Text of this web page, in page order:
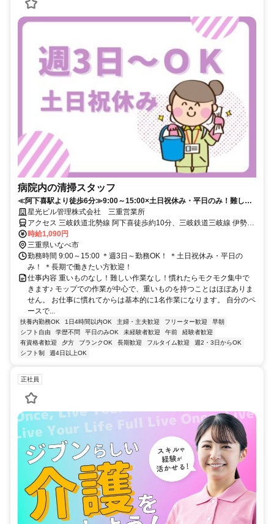
病院内の清掃スタッフ
≪阿下喜駅より徒歩6分≫9:00～15:00×土日祝休み・平日のみ！難しい
ことは一切無し！
星光ビル管理株式会社 三重営業所
アクセス 三岐鉄道北勢線 阿下喜徒歩約10分、三岐鉄道三岐線 伊勢治
田徒歩約30分、三岐鉄道北勢線 麻生田徒歩約35分 阿下喜駅より徒歩
6分！
時給1,090円
三重県いなべ市
勤務時間 9:00～15:00 ＊週3日～勤務OK！ ＊土日祝休み・平日の
み！ ＊長期で働きたい方歓迎！
仕事内容 重いものなし！難しい作業なし！慣れたらモクモク集中で
きます♪ モップでの作業が中心で、重いものを持つことはほぼありま
せん。 お仕事に慣れてからは基本的に1名作業になります。 自分のペ
ースで...
扶養内勤務OK 1日4時間以内OK 主婦・主夫歓迎 フリーター歓迎
早朝
シフト自由
学歴不問 平日のみOK 未経験者歓迎 午前
経験者歓迎
有資格者歓迎
夕方 ブランクOK 長期歓迎 フルタイム歓迎
週2・3日からOK
シフト制
週4日以上OK
正社員